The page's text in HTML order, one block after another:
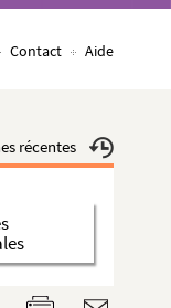
Contact Aide
récentes